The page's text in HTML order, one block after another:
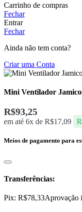
Carrinho de compras
Fechar
Entrar
Fechar
Ainda não tem conta?
Criar uma Conta
Mini Ventilador
R$93,25
em até 6x de R$17,09
Meios de pagamento para
Transferências:
Pix: R$78,33Aprovação